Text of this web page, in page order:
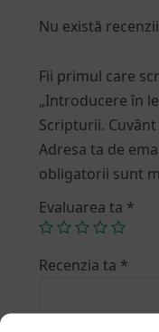
Nu există
Fii primul care
„Introducere în
Scripturii.
Adresa ta de
obligatorii sunt
Evaluarea ta *
Recenzia ta *